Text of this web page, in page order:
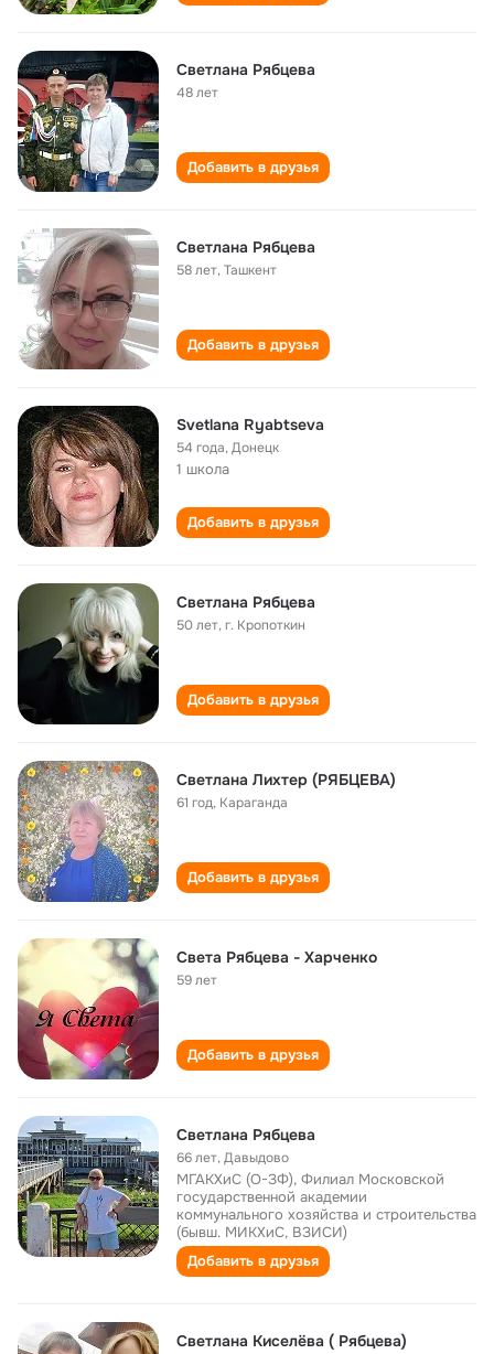
Светлана Рябцева
48 лет
Добавить в друзья
Светлана Рябцева
58 лет,Ташкент
Добавить в друзья
Svetlana Ryabtseva
54 года,Донецк
1 школа
Добавить в друзья
Светлана Рябцева
50 лет,г. Кропоткин
Добавить в друзья
Светлана Лихтер (РЯБЦЕВА)
61 год, Караганда
Добавить в друзья
Света Рябцева - Харченко
59 лет
Добавить в друзья
Светлана Рябцева
66 лет,Давыдово
МГАКХиС (О-ЗФ), Филиал Московской
государственной академии
коммунального хозяйства и строительства
(бывш. МИКХиС, ВЗИСИ)
Добавить в друзья
Светлана Киселёва ( Рябцева)